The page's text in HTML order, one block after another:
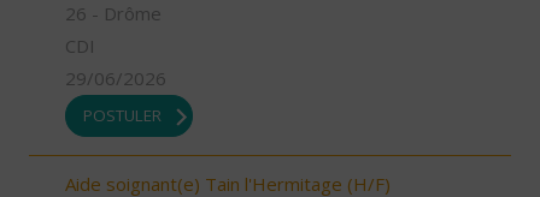
26 - Drôme
CDI
29/06/2026
POSTULER
Aide soignant(e) Tain l'Hermitage (H/F)